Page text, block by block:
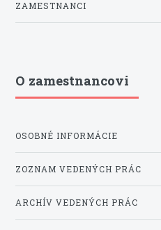
ZAMESTNANCI
O zamestnancovi
OSOBNÉ INFORMÁCIE
ZOZNAM VEDENÝCH PRÁC
ARCHÍV VEDENÝCH PRÁC